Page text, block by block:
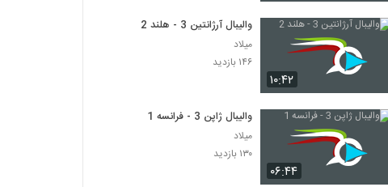
۱۰:۴۲
والیبال آرژانتین 3 - هلند 2
میلاد
۱۴۶ بازدید
۰۶:۴۴
والیبال ژاپن 3 - فرانسه 1
میلاد
۱۳۰ بازدید